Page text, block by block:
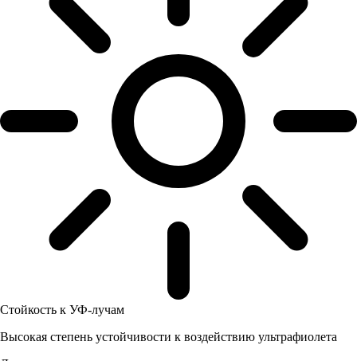
Стойкость к УФ-лучам
Высокая степень устойчивости к воздействию ультрафиолета